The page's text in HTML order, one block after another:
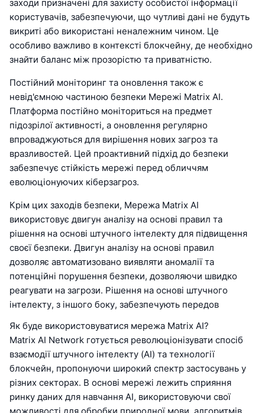
заходи призначені для захисту особистої інформації
користувачів, забезпечуючи, що чутливі дані не будуть
викриті або використані неналежним чином. Це
особливо важливо в контексті блокчейну, де необхідно
знайти баланс між прозорістю та приватністю.
Постійний моніторинг та оновлення також є
невід'ємною частиною безпеки Мережі Matrix AI.
Платформа постійно моніториться на предмет
підозрілої активності, а оновлення регулярно
впроваджуються для вирішення нових загроз та
вразливостей. Цей проактивний підхід до безпеки
забезпечує стійкість мережі перед обличчям
еволюціонуючих кіберзагроз.
Крім цих заходів безпеки, Мережа Matrix AI
використовує двигун аналізу на основі правил та
рішення на основі штучного інтелекту для підвищення
своєї безпеки. Двигун аналізу на основі правил
дозволяє автоматизовано виявляти аномалії та
потенційні порушення безпеки, дозволяючи швидко
реагувати на загрози. Рішення на основі штучного
інтелекту, з іншого боку, забезпечують передов
Як буде використовуватися мережа Matrix AI?
Matrix AI Network готується революціонізувати спосіб
взаємодії штучного інтелекту (AI) та технології
блокчейн, пропонуючи широкий спектр застосувань у
різних секторах. В основі мережі лежить сприяння
ринку даних для навчання AI, використовуючи свої
можливості для обробки природної мови, алгоритмів